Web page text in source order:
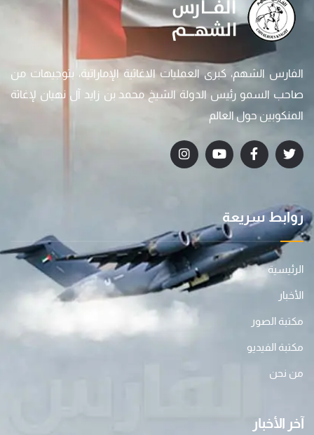
الفارس الشهم، كبرى العمليات الاغاثية الإماراتية، بتوجيهات من
صاحب السمو رئيس الدولة الشيخ محمد بن زايد آل نهيان لإغاثة
المنكوبين حول العالم
روابط سريعة
الرئيسية
الأخبار
مكتبة الصور
مكتبة الفيديو
من نحن
آخر الأخبار